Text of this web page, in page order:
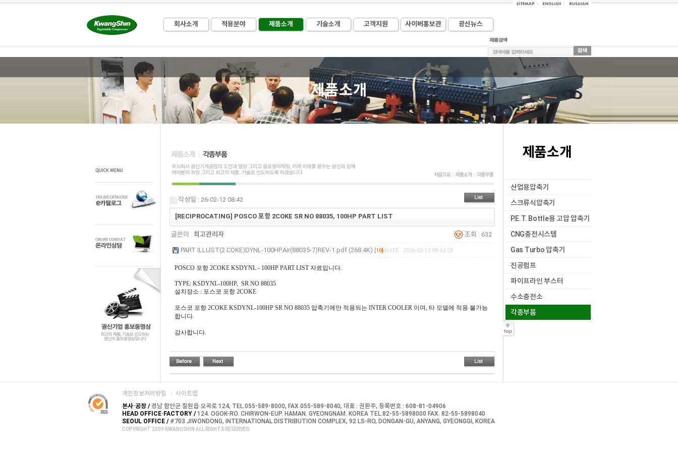
회사소개 적용분야 제품소개 기술소개 고객지원 사이버홍보관 광신뉴스
제품소개
작성일 : 26-02-12 08:42
[RECIPROCATING] POSCO 포항 2COKE SR NO 88035, 100HP PART LIST
글쓴이 : 최고관리자 조회 : 632
PART ILLUST(2 COKE)DYNL-100HP.Air(88035-7)REV-1.pdf (268.4K) [10] DATE : 2026-02-12 08:42:28
POSCO 포항 2COKE KSDYNL - 100HP PART LIST 자료입니다.
TYPE: KSDYNL-100HP, SR NO 88035
설치장소 : 포스코 포항 2COKE
포스코 포항 2COKE KSDYNL-100HP SR NO 88035 압축기에만 적용되는 INTER COOLER 이며, 타 모델에 적용 불가능
합니다.
감사합니다.
제품소개
산업용압축기
스크류식압축기
P.E.T. Bottle용 고압 압축기
CNG충전시스템
Gas Turbo 압축기
진공펌프
파이프라인 부스터
수소충전소
각종부품
개인정보처리방침
사이트맵
본사·공장 /경남 함안군 칠원읍 오곡로 124, TEL.055-589-8000, FAX.055-589-8040, 대표 : 권환주, 등록번호 : 608-81-04906
HEAD OFFICE·FACTORY /124. OGOK-RO. CHIRWON-EUP. HAMAN. GYEONGNAM. KOREA TEL.82-55-5898000 FAX. 82-55-5898040
SEOUL OFFICE /#703 JIWONDONG, INTERNATIONAL DISTRIBUTION COMPLEX, 92 LS-RO, DONGAN-GU, ANYANG, GYEONGGI, KOREA
COPYRIGHT 2009 KWANGSHIN ALL RIGHTS RESERVED.